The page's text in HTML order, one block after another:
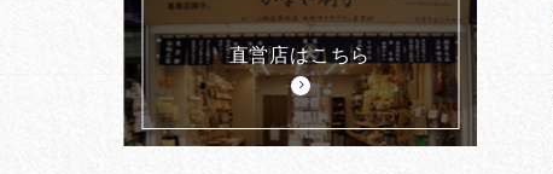
直営店はこちら